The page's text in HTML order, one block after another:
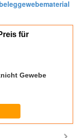
für
Gewebe